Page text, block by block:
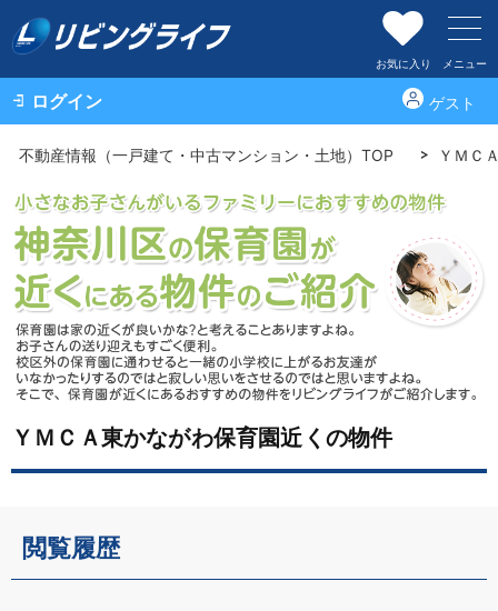
お気に入り メニュー
ログイン ゲスト
不動産情報（一戸建て・中古マンション・土地）TOP ＹＭＣ
ＹＭＣＡ東かながわ保育園近くの物件
閲覧履歴